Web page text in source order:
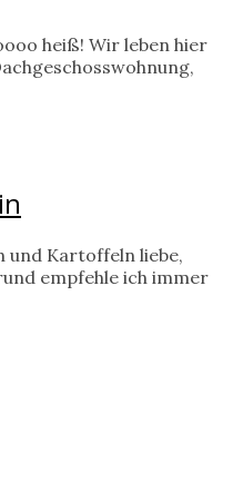
heiß! Wir leben hier
und Kartoffeln liebe,
empfehle ich immer